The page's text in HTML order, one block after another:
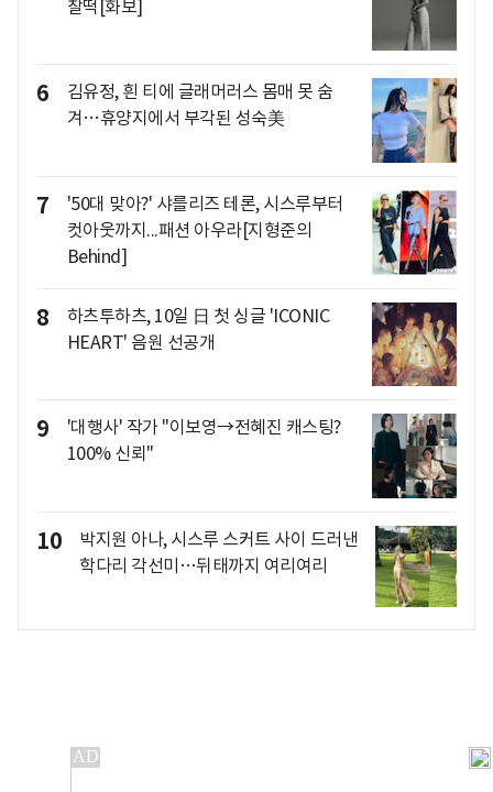
찰떡[화보]
6
김유정, 흰 티에 글래머러스 몸매 못 숨
겨…휴양지에서 부각된 성숙美
7
'50대 맞아?' 샤를리즈 테론, 시스루부터
컷아웃까지...패션 아우라[지형준의
Behind]
8
하츠투하츠, 10일 日 첫 싱글 'ICONIC
HEART' 음원 선공개
9
'대행사' 작가 "이보영→전혜진 캐스팅?
100% 신뢰"
10
박지원 아나, 시스루 스커트 사이 드러낸
학다리 각선미…뒤태까지 여리여리